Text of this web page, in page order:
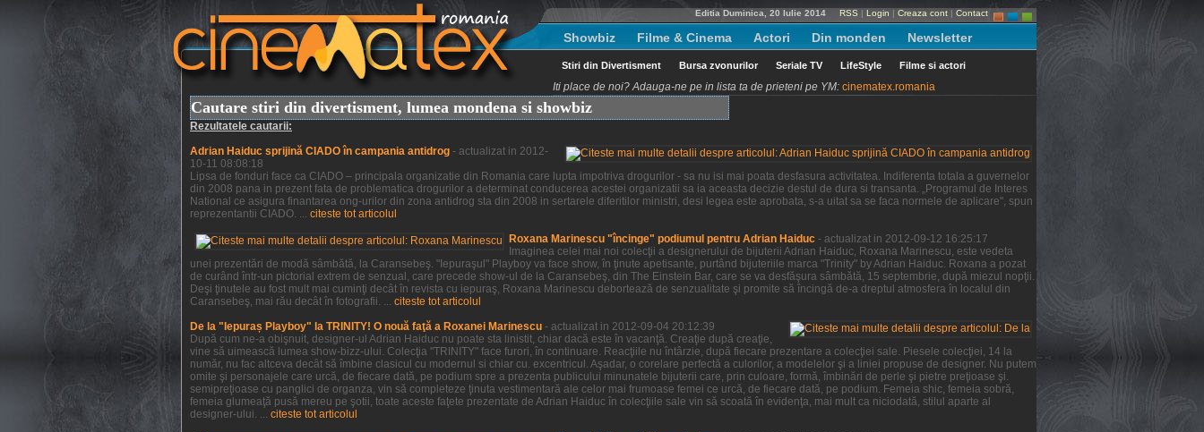
Editia Duminica, 20 Iulie 2014 RSS | Login | Creaza cont | Contact
Showbiz Filme & Cinema Actori Din monden Newsletter
Stiri din Divertisment Bursa zvonurilor Seriale TV LifeStyle Filme si actori
Iti place de noi? Adauga-ne pe in lista ta de prieteni pe YM: cinematex.romania
Cautare stiri din divertisment, lumea mondena si showbiz
Rezultatele cautarii:
Adrian Haiduc sprijină CIADO în campania antidrog - actualizat in 2012-
10-11 08:08:18
Lipsa de fonduri face ca CIADO – principala organizatie din Romania care lupta impotriva drogurilor - sa nu isi mai poata desfasura activitatea. Indiferenta totala a guvernelor
din 2008 pana in prezent fata de problematica drogurilor a determinat conducerea acestei organizatii sa ia aceasta decizie destul de dura si transanta. „Programul de Interes
National ce asigura finantarea ong-urilor din zona antidrog sta din 2008 in sertarele diferitilor ministri, desi legea este aprobata, s-a uitat sa se faca normele de aplicare", spun
reprezentantii CIADO. ... citeste tot articolul
Roxana Marinescu "încinge" podiumul pentru Adrian Haiduc - actualizat in 2012-09-12 16:25:17
Imaginea celei mai noi colecţii a designerului de bijuterii Adrian Haiduc, Roxana Marinescu, este vedeta
unei prezentări de modă sâmbătă, la Caransebeş. "Iepuraşul" Playboy va face show, în ţinute apetisante, purtând bijuteriile marca "Trinity" by Adrian Haiduc. Roxana a pozat
de curând într-un pictorial extrem de senzual, care precede show-ul de la Caransebeş, din The Einstein Bar, care se va desfăşura sâmbătă, 15 septembrie, după miezul nopţii.
Deşi ţinutele au fost mult mai cuminţi decât în revista cu iepuraş, Roxana Marinescu debortează de senzualitate şi promite să încingă de-a dreptul atmosfera în localul din
Caransebeş, mai rău decât în fotografii. ... citeste tot articolul
De la "Iepuraș Playboy" la TRINITY! O nouă faţă a Roxanei Marinescu - actualizat in 2012-09-04 20:12:39
După cum ne-a obişnuit, designer-ul Adrian Haiduc nu poate sta linistit, chiar dacă este în vacanţă. Creaţie după creaţie,
vine să uimească lumea show-bizz-ului. Colecţia "TRINITY" face furori, în continuare. Reacţiile nu întârzie, după fiecare prezentare a colecţiei sale. Piesele colecţiei, 14 la
număr, nu fac altceva decât să îmbine clasicul cu modernul si chiar cu. excentricul. Aşadar, o corelare perfectă a culorilor, a modelelor şi a liniei propuse de designer. Nu putem
omite şi personajele care urcă, de fiecare dată, pe podium spre a prezenta publicului minunatele bijuterii care, prin culoare, formă, îmbinări de perle şi pietre preţioase şi.
semipreţioase cu panglici de organza, vin să completeze ţinuta vestimentară ale celor mai frumoase femei ce urcă, de fiecare dată, pe podium. Femeia shic, femeia sobră,
femeia glumeaţă pusă mereu pe şotii, toate aceste faţete prezentate de Adrian Haiduc în colecţiile sale vin să scoată în evidenţa, mai mult ca niciodată, stilul aparte al
designer-ului. ... citeste tot articolul